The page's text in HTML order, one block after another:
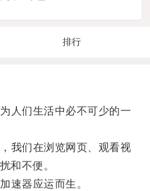
排行
们生活中必不可少的一
们在浏览网页、观看视
和不便。
器应运而生。